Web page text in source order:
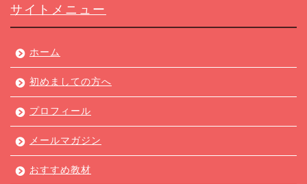
サイトメニュー
ホーム
初めましての方へ
プロフィール
メールマガジン
おすすめ教材